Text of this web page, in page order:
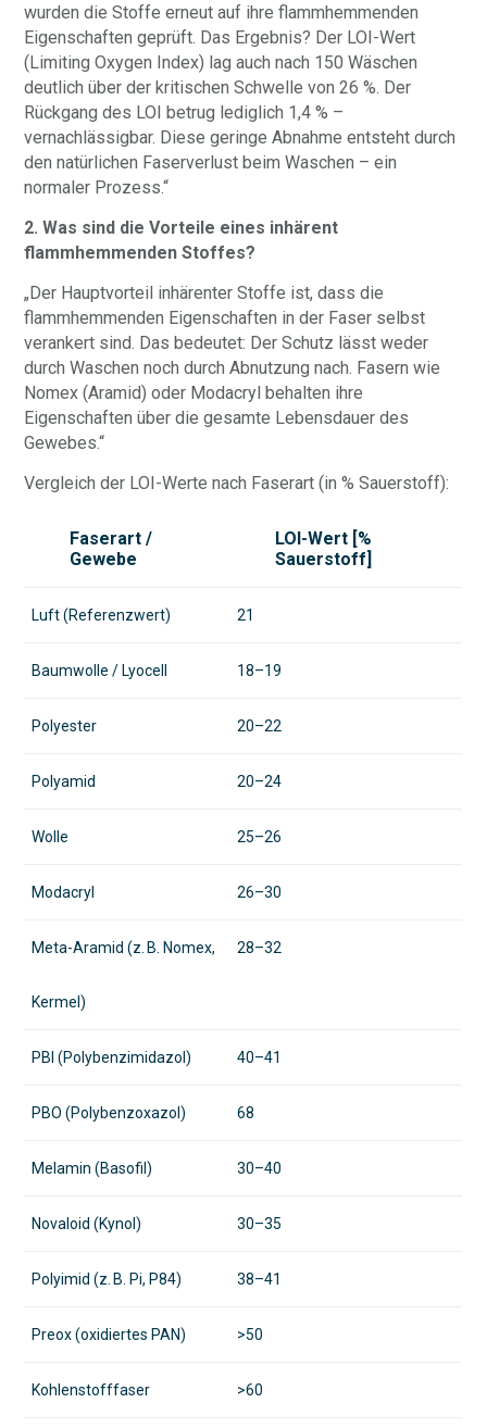
wurden die Stoffe erneut auf ihre flammhemmenden
Eigenschaften geprüft. Das Ergebnis? Der LOI-Wert
(Limiting Oxygen Index) lag auch nach 150 Wäschen
deutlich über der kritischen Schwelle von 26 %. Der
Rückgang des LOI betrug lediglich 1,4 % –
vernachlässigbar. Diese geringe Abnahme entsteht durch
den natürlichen Faserverlust beim Waschen – ein
normaler Prozess.“
2. Was sind die Vorteile eines inhärent
flammhemmenden Stoffes?
„Der Hauptvorteil inhärenter Stoffe ist, dass die
flammhemmenden Eigenschaften in der Faser selbst
verankert sind. Das bedeutet: Der Schutz lässt weder
durch Waschen noch durch Abnutzung nach. Fasern wie
Nomex (Aramid) oder Modacryl behalten ihre
Eigenschaften über die gesamte Lebensdauer des
Gewebes.“
Vergleich der LOI-Werte nach Faserart (in % Sauerstoff):
Faserart /
Gewebe
LOI-Wert [%
Sauerstoff]
Luft (Referenzwert) 21
Baumwolle / Lyocell 18–19
Polyester 20–22
Polyamid 20–24
Wolle 25–26
Modacryl 26–30
Meta-Aramid (z. B. Nomex,
Kermel)
28–32
PBI (Polybenzimidazol) 40–41
PBO (Polybenzoxazol) 68
Melamin (Basofil) 30–40
Novaloid (Kynol) 30–35
Polyimid (z. B. Pi, P84) 38–41
Preox (oxidiertes PAN) >50
Kohlenstofffaser >60